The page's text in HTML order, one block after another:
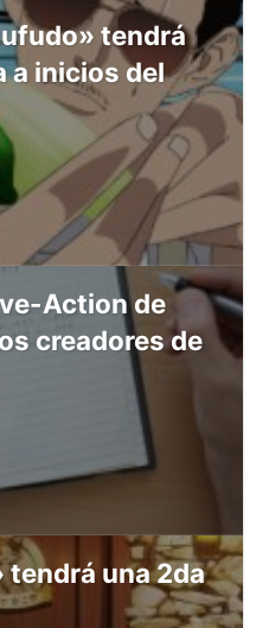
tendrá
a inicios del
Action de
creadores de
tendrá una 2da